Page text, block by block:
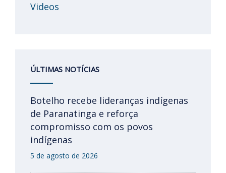
Videos
ÚLTIMAS NOTÍCIAS
Botelho recebe lideranças indígenas
de Paranatinga e reforça
compromisso com os povos
indígenas
5 de agosto de 2026